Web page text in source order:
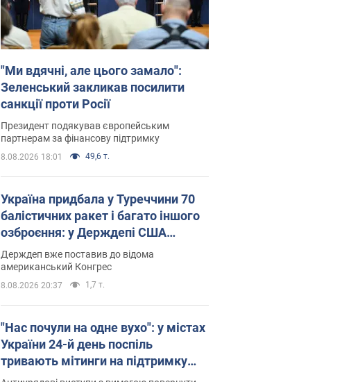
"Ми вдячні, але цього замало":
Зеленський закликав посилити
санкції проти Росії
Президент подякував європейським
партнерам за фінансову підтримку
8.08.2026 18:01 49,6 т.
Україна придбала у Туреччини 70
балістичних ракет і багато іншого
озброєння: у Держдепі США
оприлюднили список
Держдеп вже поставив до відома
американський Конгрес
8.08.2026 20:37 1,7 т.
"Нас почули на одне вухо": у містах
України 24-й день поспіль
тривають мітинги на підтримку
Федорова. Фото і відео